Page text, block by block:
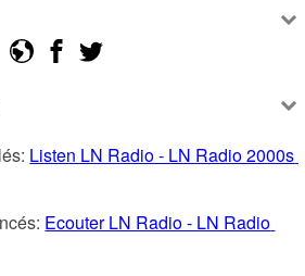
Listen LN Radio - LN Radio 2000s
Ecouter LN Radio - LN Radio